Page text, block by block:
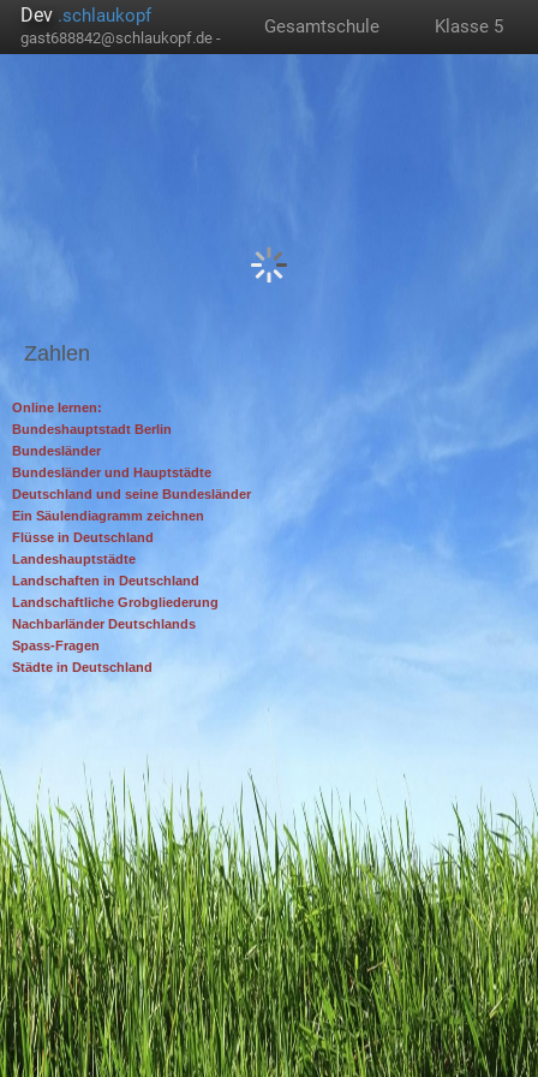
Dev .schlaukopf
gast688842@schlaukopf.de -
Gesamtschule Klasse 5
Zahlen
Online lernen:
Bundeshauptstadt Berlin
Bundesländer
Bundesländer und Hauptstädte
Deutschland und seine Bundesländer
Ein Säulendiagramm zeichnen
Flüsse in Deutschland
Landeshauptstädte
Landschaften in Deutschland
Landschaftliche Grobgliederung
Nachbarländer Deutschlands
Spass-Fragen
Städte in Deutschland